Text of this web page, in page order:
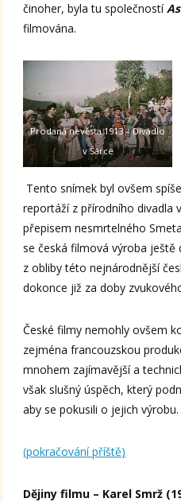
činoher, byla tu společností
filmována.
Prodaná nevěsta 1913 – Divadlo
v Šárce
Tento snímek byl ovšem
reportáží z přírodního divadla
přepisem nesmrtelného
se česká filmová výroba ještě
z obliby této nejnárodnější
dokonce již za doby
České filmy nemohly ovšem
zejména francouzskou
mnohem zajímavější a
však slušný úspěch, který
aby se pokusili o jejich výrobu.
(pokračování příště)
Dějiny filmu – Karel Smrž